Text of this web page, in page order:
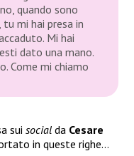
quando sono
mi hai presa in
Mi hai
dato una mano.
Come mi chiamo
sui social da Cesare
in queste righe…